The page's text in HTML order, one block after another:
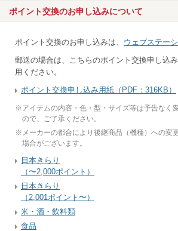
ポイント交換のお申し込みについて
ポイント交換のお申し込みは、 ウェブステー
郵送の場合は、こちらのポイント交換申し込
用ください。
ポイント交換申し込み用紙（PDF：316KB）
※アイテムの内容・色・型・サイズ等は予告なく
ので、ご了承ください。
※ メーカーの都合により後継商品（機種）への変
場合がございます。
日本きらり
（〜2,000ポイント）
日本きらり
（2,001ポイント〜）
米・酒・飲料類
食品